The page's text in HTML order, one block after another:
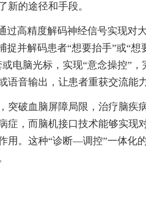
的途径和手段。
高精度解码神经信号实现对
捉并解码患者“想要抬手”或“想
电脑光标，实现“意念操控”，
音输出，让患者重获交流能力
破血脑屏障局限，治疗脑疾病
症，而脑机接口技术能够实现
用。这种“诊断—调控”一体化